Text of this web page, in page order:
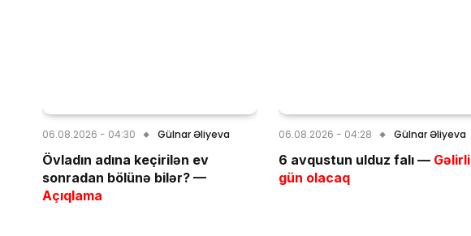
06.08.2026 - 04:30 Gülnar Əliyeva
Övladın adına keçirilən ev
sonradan bölünə bilər? —
Açıqlama
06.08.2026 - 04:28 Gülnar Əliyeva
6 avqustun ulduz falı — Gəlirli
gün olacaq